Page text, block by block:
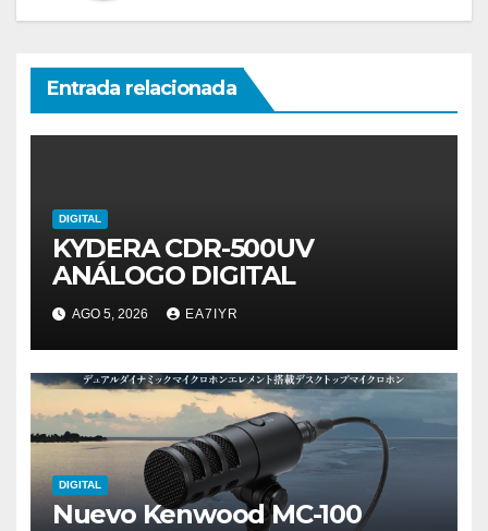
Entrada relacionada
DIGITAL
KYDERA CDR-500UV
ANÁLOGO DIGITAL
AGO 5, 2026 EA7IYR
DIGITAL
Nuevo Kenwood MC-100